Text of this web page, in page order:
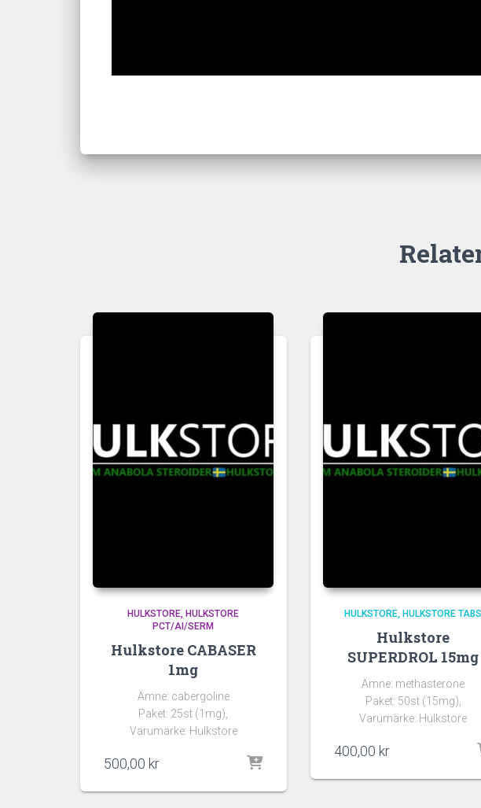
HULKSTORE HULKSTORE
PCT/AI/SERM
Hulkstore CABASER
1mg
Ämne: cabergoline
Paket: 25st (1mg),
Varumärke: Hulkstore
500,00 kr
HULKSTORE HULKSTORE TABS
Hulkstore
SUPERDROL 15mg
Ämne: methasterone
Paket: 50st (15mg),
Varumärke: Hulkstore
400,00 kr